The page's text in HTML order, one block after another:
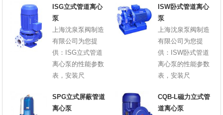
ISG立式管道离心
泵
上海沈泉泵阀制造
有限公司为您提
供：ISG立式管道
离心泵的性能参数
表，安装尺
ISW卧式管道离心
泵
上海沈泉泵阀制造
有限公司为您提
供：ISW卧式管道
离心泵的性能参数
表，安装尺
SPG立式屏蔽管道
离心泵
CQB-L磁力立式管
道离心泵